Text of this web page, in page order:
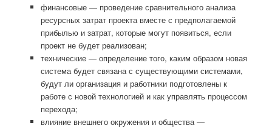
финансовые — проведение сравнительного анализа
ресурсных затрат проекта вместе с предполагаемой
прибылью и затрат, которые могут появиться, если
проект не будет реализован;
технические — определение того, каким образом новая
система будет связана с существующими системами,
будут ли организация и работники подготовлены к
работе с новой технологией и как управлять процессом
перехода;
влияние внешнего окружения и общества —